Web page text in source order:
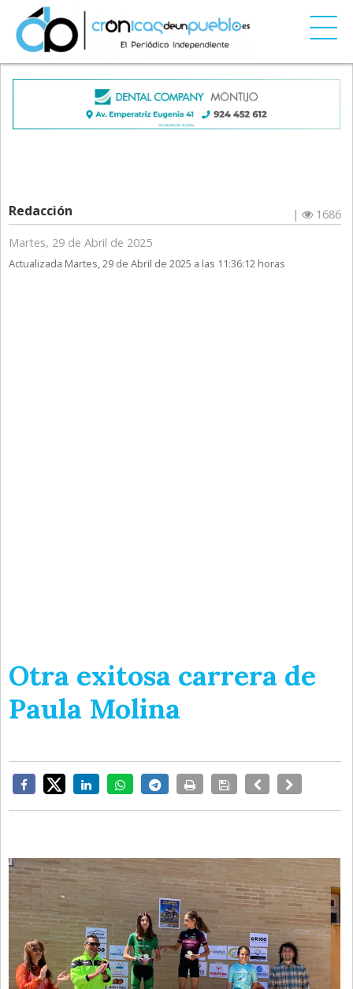
Redacción |
1686
Martes, 29 de Abril de 2025
Actualizada Martes, 29 de Abril de 2025 a las 11:36:12 horas
Otra exitosa carrera de
Paula Molina